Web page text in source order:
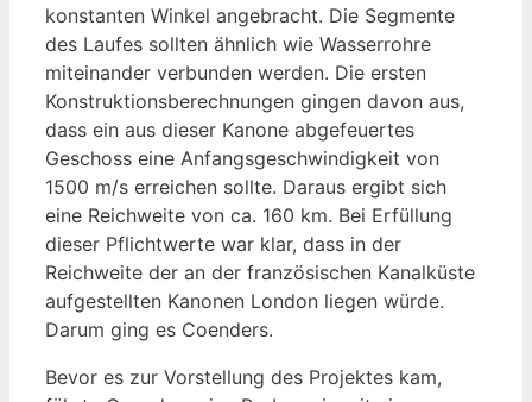
konstanten Winkel angebracht. Die Segmente
des Laufes sollten ähnlich wie Wasserrohre
miteinander verbunden werden. Die ersten
Konstruktionsberechnungen gingen davon aus,
dass ein aus dieser Kanone abgefeuertes
Geschoss eine Anfangsgeschwindigkeit von
1500 m/s erreichen sollte. Daraus ergibt sich
eine Reichweite von ca. 160 km. Bei Erfüllung
dieser Pflichtwerte war klar, dass in der
Reichweite der an der französischen Kanalküste
aufgestellten Kanonen London liegen würde.
Darum ging es Coenders.
Bevor es zur Vorstellung des Projektes kam,